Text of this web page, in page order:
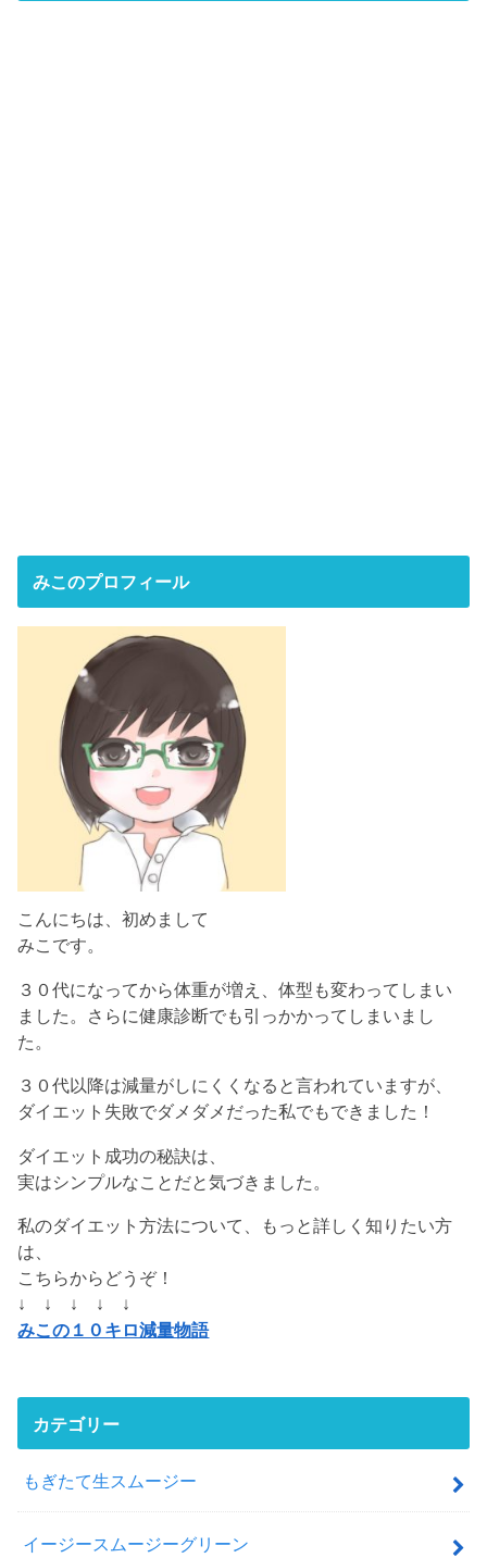
みこのプロフィール
こんにちは、初めまして
みこです。
３０代になってから体重が増え、体型も変わってしまい
ました。さらに健康診断でも引っかかってしまいまし
た。
３０代以降は減量がしにくくなると言われていますが、
ダイエット失敗でダメダメだった私でもできました！
ダイエット成功の秘訣は、
実はシンプルなことだと気づきました。
私のダイエット方法について、もっと詳しく知りたい方
は、
こちらからどうぞ！
↓ ↓ ↓ ↓ ↓
みこの１０キロ減量物語
カテゴリー
もぎたて生スムージー
イージースムージーグリーン